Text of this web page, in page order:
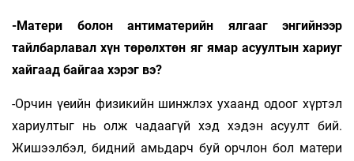
-Матери болон антиматерийн ялгааг энгийнээр
тайлбарлавал хүн төрөлхтөн яг ямар асуултын хариуг
хайгаад байгаа хэрэг вэ?
-Орчин үеийн физикийн шинжлэх ухаанд одоог хүртэл
хариултыг нь олж чадаагүй хэд хэдэн асуулт бий.
Жишээлбэл, бидний амьдарч буй орчлон бол матери